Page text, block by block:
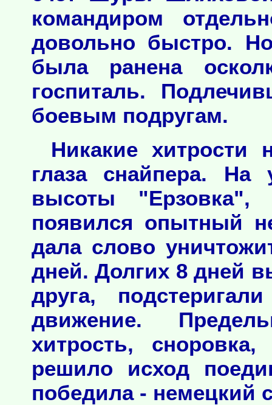
командиром
довольно быстро.
была ранена
госпиталь.
боевым подругам.
Никакие хитрости
глаза снайпера. На
высоты "Ерзовка",
появился опытный
дала слово
дней. Долгих 8 дней
друга,
движение.
хитрость,
решило исход
победила - немецкий